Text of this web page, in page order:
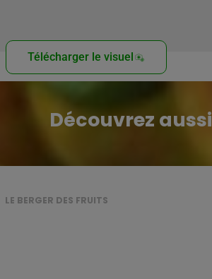
Télécharger le visuel
Découvrez aussi
LE BERGER DES FRUITS